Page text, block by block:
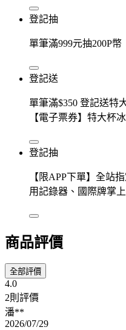
登記抽
單筆滿999元抽200P幣
登記送
單筆滿$350 登記送特
【電子票券】特大杯
登記抽
【限APP下單】全站
用記錄器、國際牌掌
商品評價
全部評價
4.0
2則評價
潘**
2026/07/29